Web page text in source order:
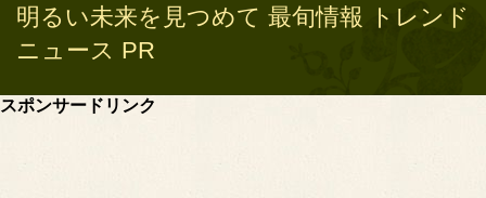
明るい未来を見つめて 最旬情報 トレンド
ニュース PR
スポンサードリンク